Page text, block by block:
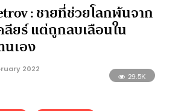
: ชายที่ช่วยโลกพ้นจาก
ลียร์ แต่ถูกลบเลือนใน
นเอง
2022
29.5K